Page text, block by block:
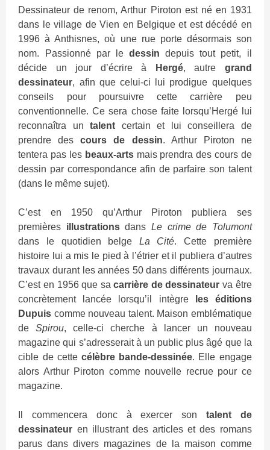
Dessinateur de renom, Arthur Piroton est né en 1931
dans le village de Vien en Belgique et est décédé en
1996 à Anthisnes, où une rue porte désormais son
nom. Passionné par le dessin depuis tout petit, il
décide un jour d’écrire à
Hergé, autre grand
dessinateur, afin que celui-ci lui prodigue quelques
conseils pour poursuivre cette carrière peu
conventionnelle. Ce sera chose faite lorsqu’Hergé lui
reconnaîtra untalent certain et lui conseillera de
prendre descours de dessin. Arthur Piroton ne
tentera pas les beaux-artsmais prendra des cours de
dessin par correspondance afin de parfaire son talent
(dans le même sujet).
C’est en 1950 qu’Arthur Piroton publiera ses
premières illustrationsdansLe crime de Tolumont
dans le quotidien belge La Cité. Cette première
histoire lui a mis le pied à l’étrier et il publiera d’autres
travaux durant les années 50 dans différents journaux.
C’est en 1956 que sacarrière de dessinateur va être
concrètement lancée lorsqu’il intègre
les éditions
Dupuis comme nouveau talent. Maison emblématique
deSpirou, celle-ci cherche à lancer un nouveau
magazine qui s’adresserait à un public plus âgé que la
cible de cette célèbre bande-dessinée. Elle engage
alors Arthur Piroton comme nouvelle recrue pour ce
magazine.
Il commencera donc à exercer son talent de
dessinateur en illustrant des articles et des romans
parus dans divers magazines de la maison comme